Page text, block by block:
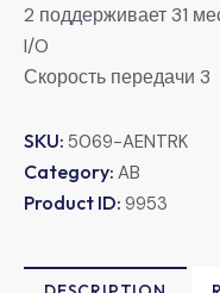
2 поддерживает 31
I/O
Скорость передачи 3
SKU: 5069-AENTRK
Category: AB
Product ID: 9953